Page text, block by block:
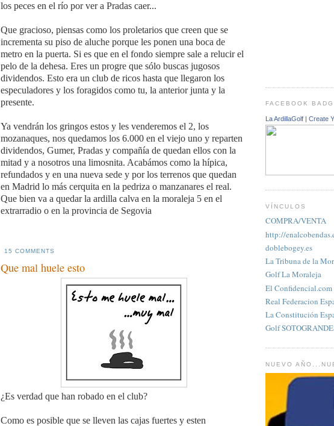
los peces en el río por ver a Pradas caer...
Que gracioso, piensas como los proletarios que creen que se
incrementa su piso de aluche porque les ponen una boca de
metro en la puerta. Si es que en el fondo siempre sale a relucir el
pelo de la dehesa. Eres un progre que sólo buscas jugosos
dividendos. Esto era un club de ricos hasta que llegaron los
especuladores y los foragidos como tu, la anterior junta y la
presente.
Ya vendrán los gringos estos y les venderemos el 2, los
mozanaques, nos quedamos los 6.000 en el viejo uno y reparten
dividendos, Gumer, Pradas y compañía de quedan ellos con la
mitad y a nosotros una limosnita. Acabámos como la hípica,
refundados y en una nueva sede y por los terrenos que quedan
en Madrid lo más cerquita en la pedriza o manzanares el real.
Que bien va a quedar la ardilla calva en la moraleja 5 en el
extrarradio o en la provincia de Segovia
15 COMMENTS
Que mal huele esto
¿Es verdad que han robado en el club?
Como es posible que se lleven las cajas fuertes y esten
FACEBOOK
La ArdillaGolf | Create
VÍNCULOS
COMPRA/VENTA
http://
doblebogey.es
La Tribuna de la
Golf La Moraleja
El Confidencial.com
Real Federacion
La Constitución
Golf
NUEVO